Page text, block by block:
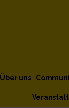
Über uns